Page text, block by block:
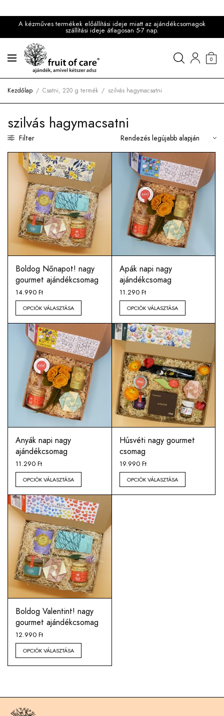
A kézműves termékek előállítási ideje miatt az ajándékcsomagok
szállítási ideje átlagosan 5-7 nap.
0
Kezdőlap / Csatni, 220 g termék / szilvás hagymacsatni
szilvás hagymacsatni
Filter
Boldog Nőnapot! nagy
gourmet ajándékcsomag
14.990 Ft
OPCIÓK VÁLASZTÁSA
Apák napi nagy
ajándékcsomag
11.290 Ft
OPCIÓK VÁLASZTÁSA
Anyák napi nagy
ajándékcsomag
11.290 Ft
OPCIÓK VÁLASZTÁSA
Húsvéti nagy gourmet
csomag
19.990 Ft
OPCIÓK VÁLASZTÁSA
Boldog Valentint! nagy
gourmet ajándékcsomag
12.990 Ft
OPCIÓK VÁLASZTÁSA